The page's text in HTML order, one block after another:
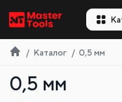
UA
Каталог 0,5 мм
0,5 мм